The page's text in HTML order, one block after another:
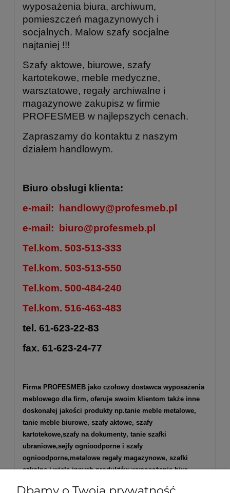
wyposażenia biura, archiwum,
pomieszczeń magazynowych i
socjalnych. Malow szafy socjalne
najtaniej !!!
Szafy aktowe, biurowe, szafy
kartotekowe, meble medyczne,
warsztatowe, regały archiwalne i
magazynowe zakupisz w firmie
PROFESMEB w najlepszych cenach.
Zapraszamy do kontaktu z naszym
działem handlowym.
Biuro obsługi klienta:
e-mail:
handlowy@profesmeb.pl
e-mail: biuro@profesmeb.pl
Tel.kom. 503-513-333
Tel.kom. 503-513-550
Tel.kom. 500-484-240
Tel.kom. 516-463-483
tel. 61-623-22-83
fax. 61-623-24-77
Firma PROFESMEB jako czołowy dostawca wyposażenia
meblowego dla firm, oferuje swoim klientom także inne
doskonałej jakości produkty np.tanie meble metalowe,
tanie meble biurowe, szafy aktowe, szafy
kartotekowe,szafy na dokumenty, tanie szafki
ubraniowe,sejfy ognioodporne i szafy
ognioodporne,metalowe regały magazynowe, szafki
szkolnei wiele innych produktów wyposażenia biur,